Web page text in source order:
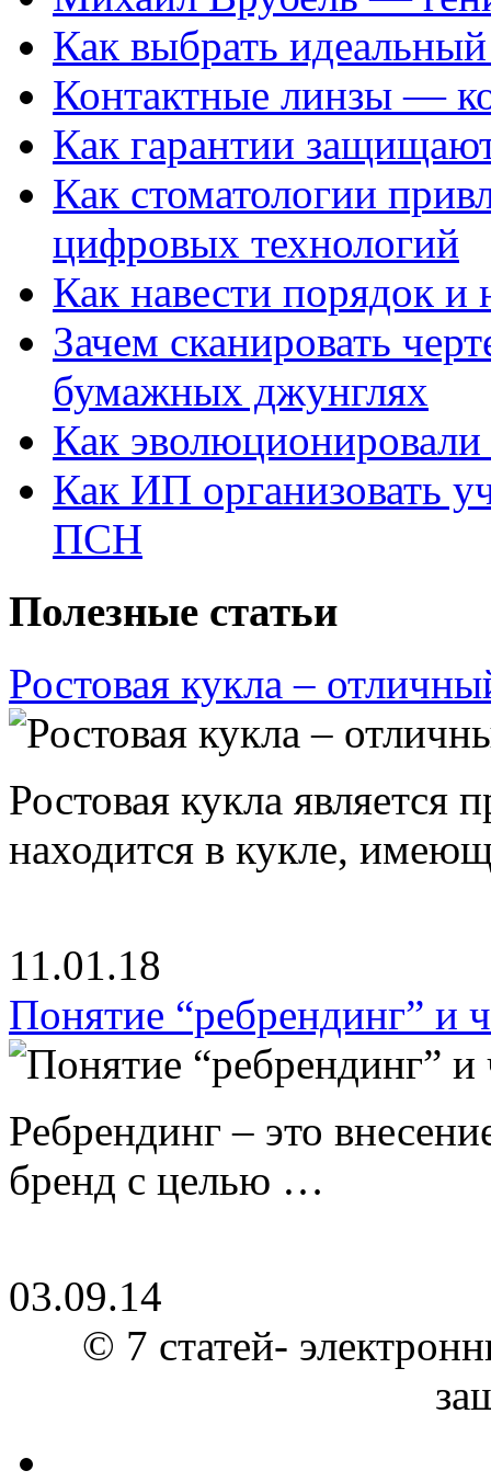
Как выбрать
Контактные линзы —
Как гарантии
Как стоматологии
цифровых технологий
Как навести порядок и
Зачем сканировать
бумажных джунглях
Как
Как ИП организовать
ПСН
Полезные статьи
Ростовая кукла –
Ростовая кукла является
находится в кукле,
11.01.18
Понятие “ребрендинг” и
Ребрендинг – это
бренд с целью …
03.09.14
© 7 статей-